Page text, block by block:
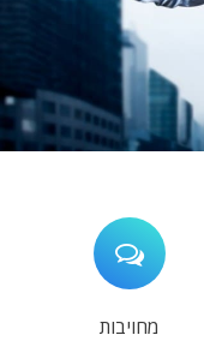
מחויבות